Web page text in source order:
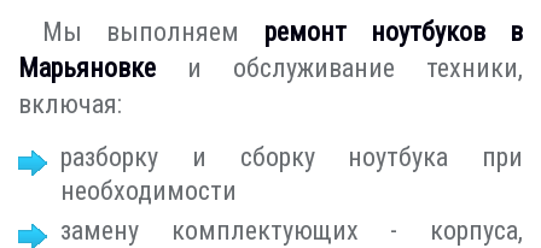
Мы выполняем ремонт ноутбуков в
Марьяновке и обслуживание техники,
включая:
разборку и сборку ноутбука при
необходимости
замену комплектующих - корпуса,